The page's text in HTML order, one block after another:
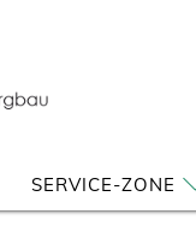
SERVICE-ZONE